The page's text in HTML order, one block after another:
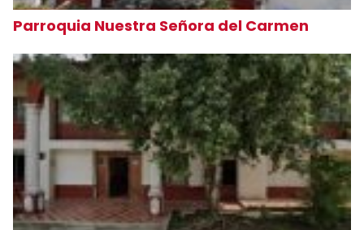
Parroquia Nuestra Señora del Carmen